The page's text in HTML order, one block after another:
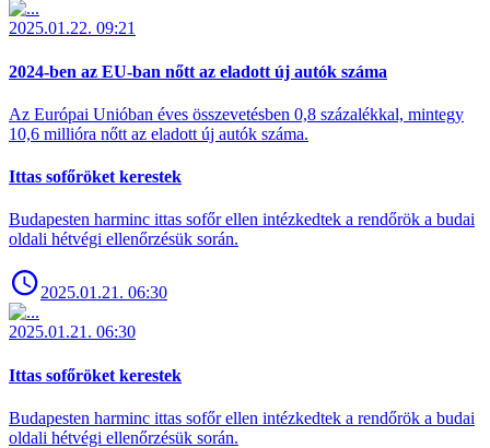
2025.01.22. 09:21
2024-ben az EU-ban nőtt az eladott új autók száma
Az Európai Unióban éves összevetésben 0,8 százalékkal, mintegy
10,6 millióra nőtt az eladott új autók száma.
Ittas sofőröket kerestek
Budapesten harminc ittas sofőr ellen intézkedtek a rendőrök a budai
oldali hétvégi ellenőrzésük során.
2025.01.21. 06:30
2025.01.21. 06:30
Ittas sofőröket kerestek
Budapesten harminc ittas sofőr ellen intézkedtek a rendőrök a budai
oldali hétvégi ellenőrzésük során.